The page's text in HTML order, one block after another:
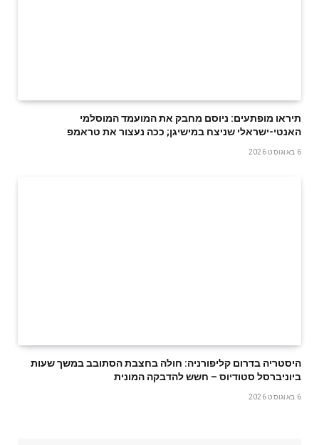
תיראו מופתעים: ניוסם מחבק את המועמד המוסלמי
האנטי-ישראלי שניצח במישיגן; ככה נעצור את טראמפ
6 באוגוסט 2026
היסטריה בדרום קליפורניה: חולה בחצבת הסתובב במשך שעות
ביוניברסל סטודיוס – חשש להדבקה המונית
6 באוגוסט 2026